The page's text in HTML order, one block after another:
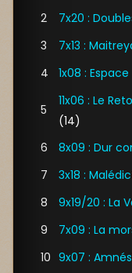
2
7x20 :
3
7x13 :
4
1x08 : Espace
5
11x06 : Le
(14)
6
8x09 : Dur
7
3x18 :
8
9x19/20 : La
9
7x09 : La
10 9x07 :